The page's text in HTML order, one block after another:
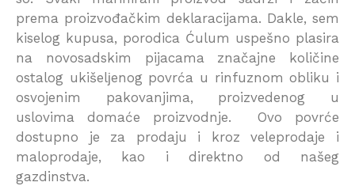
prema proizvođačkim deklaracijama. Dakle, sem
kiselog kupusa, porodica Ćulum uspešno plasira
na novosadskim pijacama značajne količine
ostalog ukišelјenog povrća u rinfuznom obliku i
osvojenim pakovanjima, proizvedenog u
uslovima domaće proizvodnje. Ovo povrće
dostupno je za prodaju i kroz veleprodaje i
maloprodaje, kao i direktno od našeg
gazdinstva.